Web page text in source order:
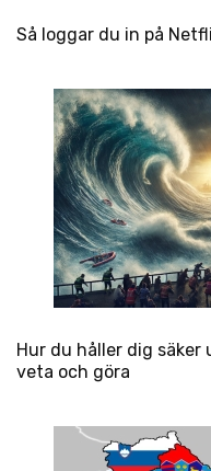
Så loggar du in på
Hur du håller dig säker
veta och göra